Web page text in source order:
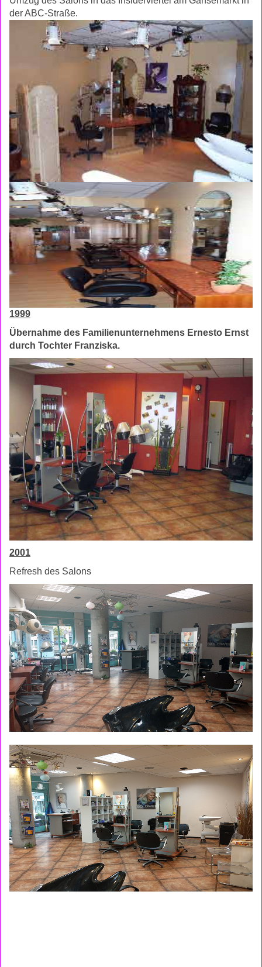
der ABC-Straße.
1999
Übernahme des Familienunternehmens Ernesto Ernst
durch Tochter Franziska.
2001
Refresh des Salons